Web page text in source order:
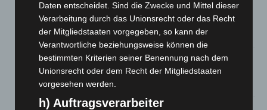
Hannover: Erste Tigermücken-Population in Niedersachsen
entdeckt
7. August 2026
Brand im „Haus der Begegnung“ in Neuwarmbüchen schnell
eingedämmt
6. August 2026
Region Hannover: 21 neue Notfallsanitäter starten beim
Daten entscheidet. Sind die Zwecke und Mittel dieser
Verarbeitung durch das Unionsrecht oder das Recht
der Mitgliedstaaten vorgegeben, so kann der
Verantwortliche beziehungsweise können die
bestimmten Kriterien seiner Benennung nach dem
Unionsrecht oder dem Recht der Mitgliedstaaten
vorgesehen werden.
h) Auftragsverarbeiter